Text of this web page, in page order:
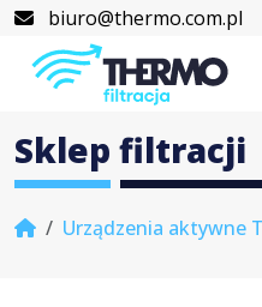
biuro@thermo.com.pl
Skip to content
Skip to footer
Sklep filtracji
HomeUrządzenia aktywne